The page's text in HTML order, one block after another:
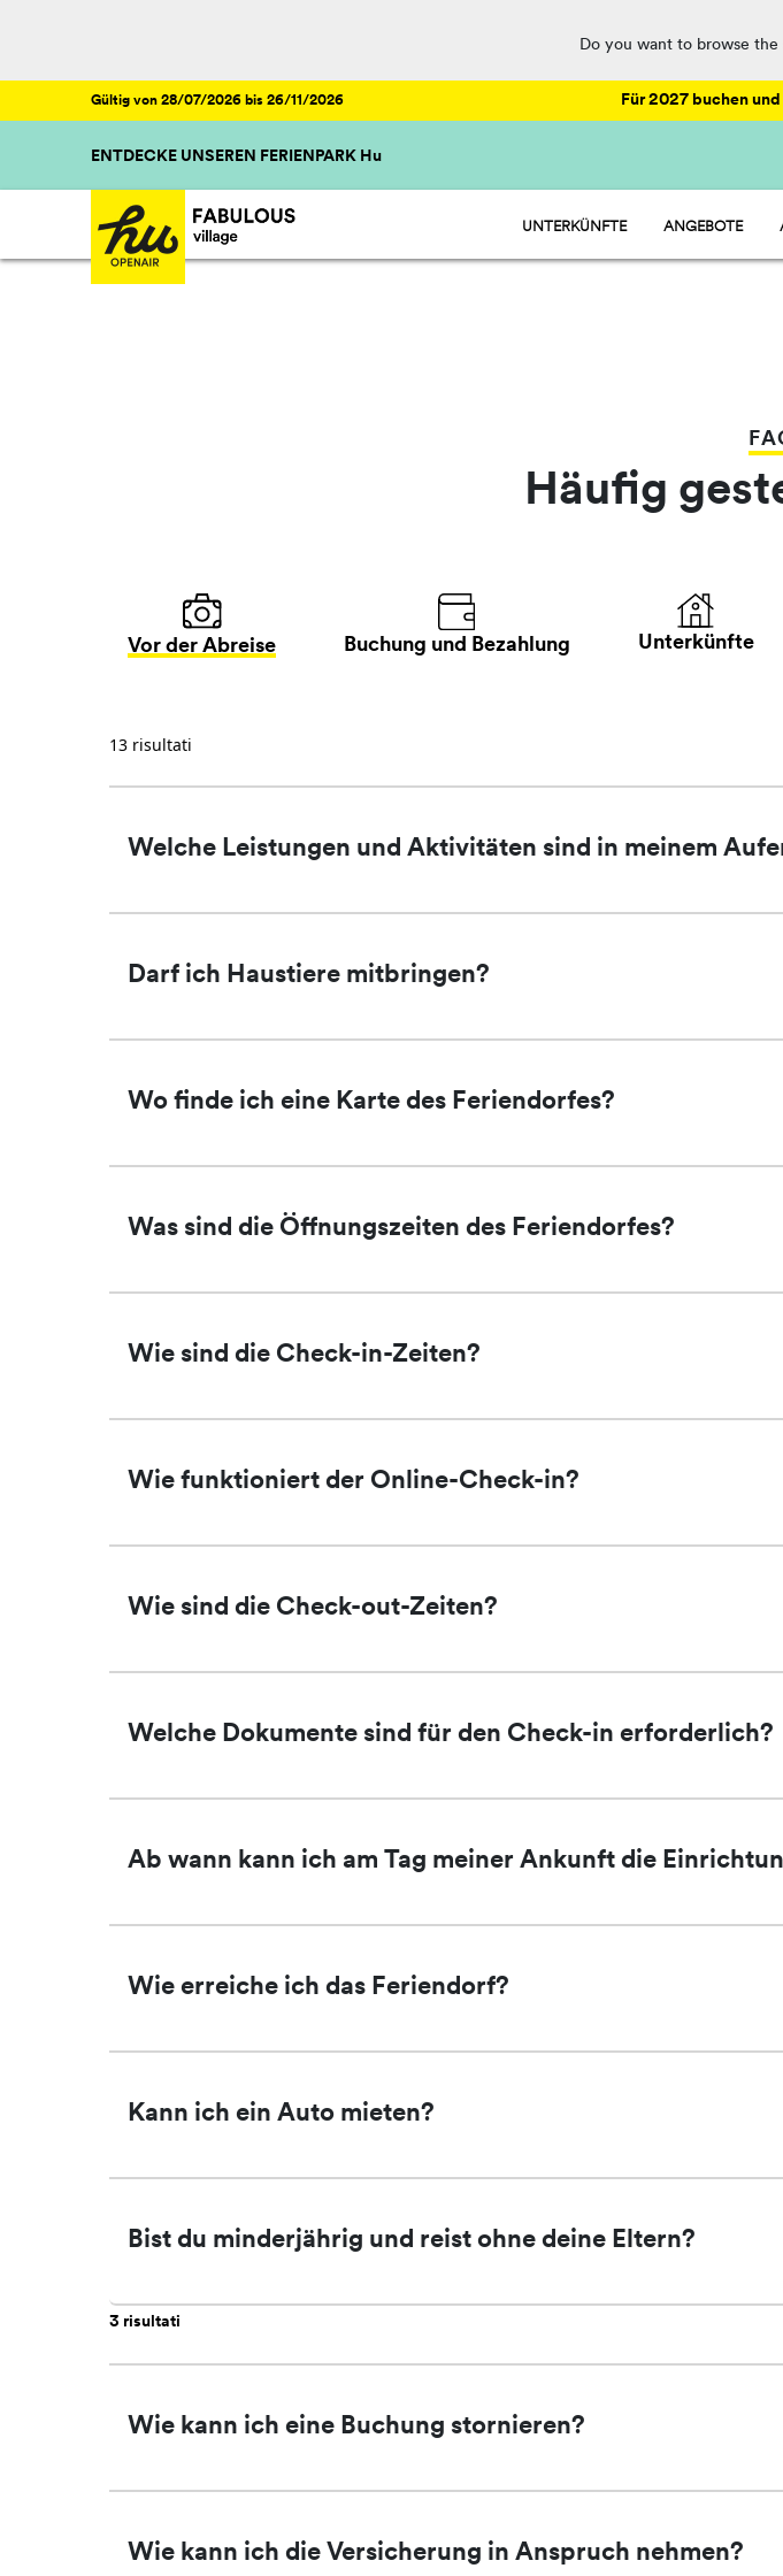
Do you want to browse the
Gültig von 28/07/2026 bis 26/11/2026 Für 2027 buchen
ENTDECKE UNSEREN FERIENPARK Hu
UNTERKÜNFTE
HU CAMP - STELLPLÄTZE
ANGEBOTE
Häufig
Vor der Abreise Buchung und Bezahlung Unterkünfte
13 risultati
Welche Leistungen und Aktivitäten sind in meinem
Darf ich Haustiere mitbringen?
Wo finde ich eine Karte des Feriendorfes?
Was sind die Öffnungszeiten des Feriendorfes?
Wie sind die Check-in-Zeiten?
Wie funktioniert der Online-Check-in?
Wie sind die Check-out-Zeiten?
Welche Dokumente sind für den Check-in erforderlich?
Ab wann kann ich am Tag meiner Ankunft die
Wie erreiche ich das Feriendorf?
Kann ich ein Auto mieten?
Bist du minderjährig und reist ohne deine Eltern?
3 risultati
Wie kann ich eine Buchung stornieren?
Wie kann ich die Versicherung in Anspruch nehmen?